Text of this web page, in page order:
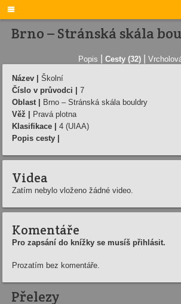

Brno – Stránská skála
Popis Cesty (32)
Název |
Školní
Číslo v průvodci |
7
Oblast |
Brno – Stránská skála bouldry
Věž |
Pravá plotna
Klasifikace |
4 (UIAA)
Popis cesty |
Videa
Zatím nebylo vloženo žádné video.
Komentáře
Pro zapsání do knížky se musíš přihlásit.
Prozatím bez komentáře.
Přelezy